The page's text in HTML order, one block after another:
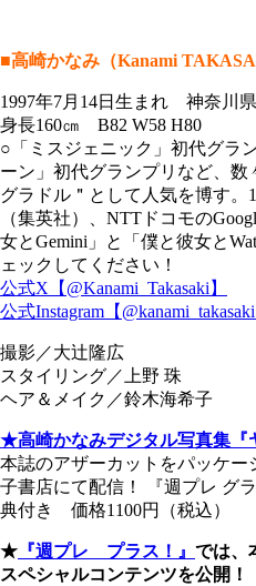
■高崎かなみ（Kanami
1997年7月14日生まれ 神奈川
身長160㎝ B82 W58 H80
○「ミスジェニック」初代グラ
ーン」初代グランプリなど、
グラドル＂として人気を博す。
（集英社）、NTTドコモの
女とGemini」と「僕と彼女と
ェックしてください！
公式X【@Kanami_Takasaki】
公式Instagram【@kanami_takasaki
撮影／大辻隆広
スタイリング／上野 珠
ヘア＆メイク／鈴木海希子
★高崎かなみデジタル写真集『
本誌のアザーカットをパッケ
子書店にて配信！ 『週プレ グ
典付き 価格1100円（税込）
★ 『週プレ プラス！』 では、
スペシャルコンテンツを公開！